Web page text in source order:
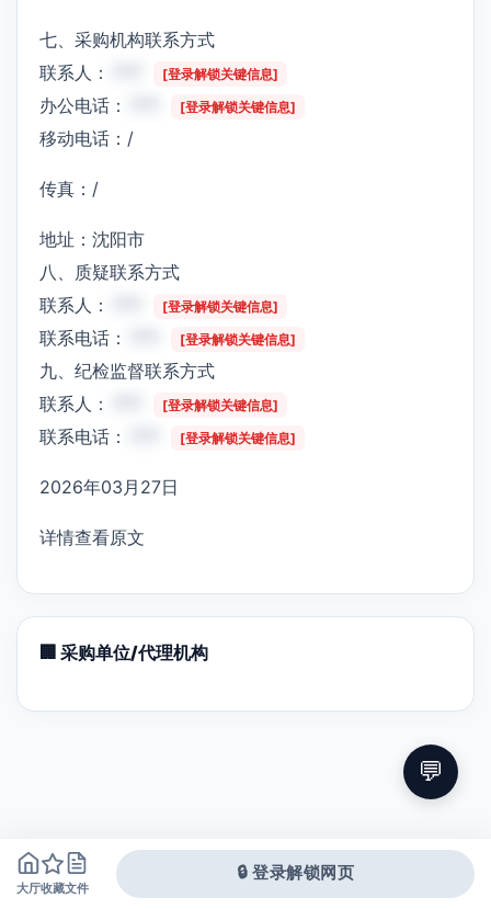
七、采购机构联系方式
联系人：
[登录解锁关键信息]
办公电话： [登录解锁关键信息]
移动电话：/
传真：/
地址：沈阳市
八、质疑联系方式
联系人：
[登录解锁关键信息]
联系电话： [登录解锁关键信息]
九、纪检监督联系方式
联系人：
[登录解锁关键信息]
联系电话： [登录解锁关键信息]
2026年03月27日
详情查看原文
🏢 采购单位/代理机构
大厅收藏文件
🔒 登录解锁网页
💬